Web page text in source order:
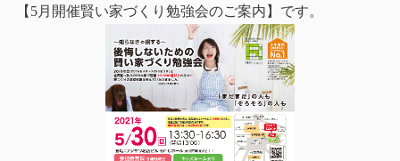
【5月開催賢い家づくり勉強会のご案内】です。